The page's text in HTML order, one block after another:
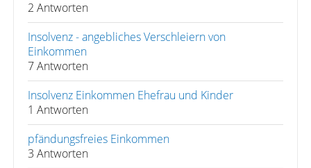
2 Antworten
Insolvenz - angebliches Verschleiern von
Einkommen
7 Antworten
Insolvenz Einkommen Ehefrau und Kinder
1 Antworten
pfändungsfreies Einkommen
3 Antworten